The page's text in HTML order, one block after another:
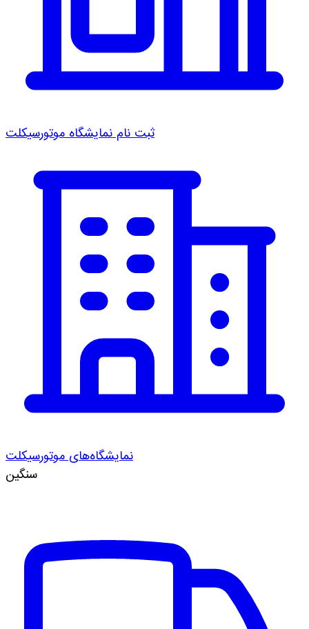
ثبت نام نمایشگاه موتورسیکلت
نمایشگاه‌های موتورسیکلت
سنگین